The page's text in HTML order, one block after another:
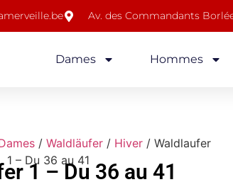
Av. des Commandants
Dames Hommes
/ Waldläufer/ Hiver/ Waldlaufer
1 – Du 36 au 41
1 – Du 36 au 41